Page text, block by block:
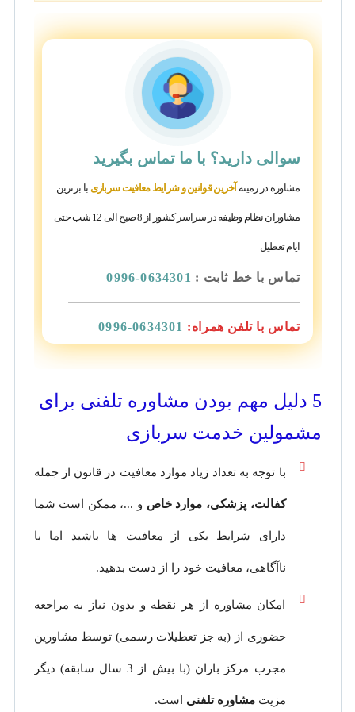
سوالی دارید؟ با ما تماس بگیرید
مشاوره در زمینه آخرین قوانین و شرایط معافیت سربازی با برترین
مشاوران نظام وظیفه در سراسر کشور از 8 صبح الی 12 شب حتی
ایام تعطیل
تماس با خط ثابت : 0634301-0996
تماس با تلفن همراه: 0634301-0996
5 دلیل مهم بودن مشاوره تلفنی برای
مشمولین خدمت سربازی
با توجه به تعداد زیاد موارد معافیت در قانون از جمله
کفالت، پزشکی، موارد خاص و ...، ممکن است شما
دارای شرایط یکی از معافیت ها باشید اما با
ناآگاهی، معافیت خود را از دست بدهید.
امکان مشاوره از هر نقطه و بدون نیاز به مراجعه
حضوری از (به جز تعطیلات رسمی) توسط مشاورین
مجرب مرکز باران (با بیش از 3 سال سابقه) دیگر
مزیتمشاوره تلفنی است.